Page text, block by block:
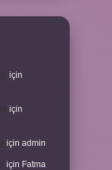
için
için
için admin
için Fatma